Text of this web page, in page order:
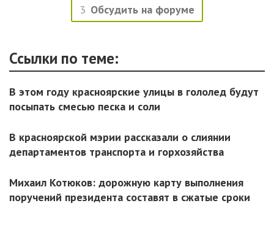
3 Обсудить на форуме
Ссылки по теме:
В этом году красноярские улицы в гололед будут
посыпать смесью песка и соли
В красноярской мэрии рассказали о слиянии
департаментов транспорта и горхозяйства
Михаил Котюков: дорожную карту выполнения
поручений президента составят в сжатые сроки